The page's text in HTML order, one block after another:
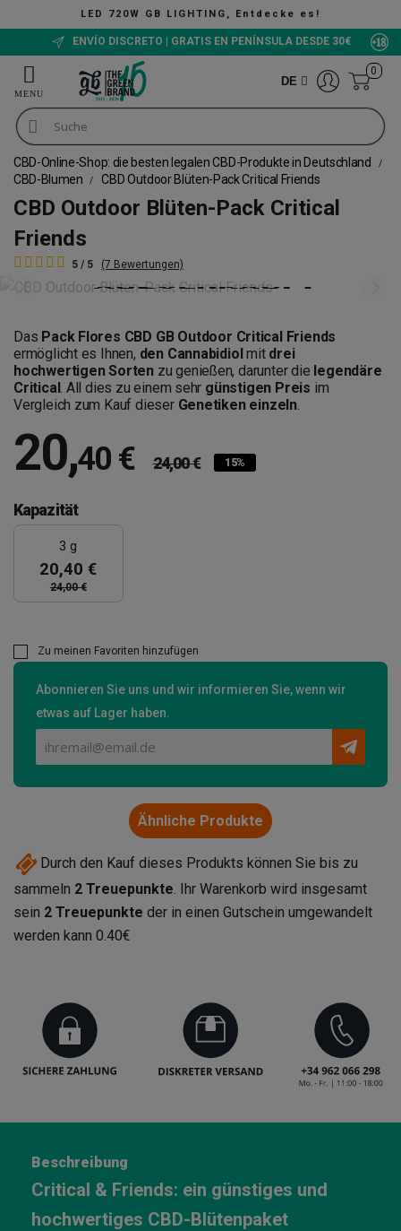
LED 720W GB LIGHTING, Entdecke es!
ENVÍO DISCRETO | GRATIS EN PENÍNSULA DESDE 30€
DE
0
CBD-Online-Shop: die besten legalen CBD-Produkte in Deutschland
CBD-Blumen
CBD Outdoor Blüten-Pack Critical Friends
CBD Outdoor Blüten-Pack Critical
Friends
5 / 5 (7 Bewertungen)
Das Pack Flores CBD GB Outdoor Critical Friends
ermöglicht es Ihnen, den Cannabidiolmit drei
hochwertigen Sorten zu genießen, darunter die legendäre
Critical. All dies zu einem sehr günstigen Preis im
Vergleich zum Kauf dieser Genetiken einzeln.
20,40 € 24,00 € 15%
Kapazität
3 g
20,40 €
24,00 €
Zu meinen Favoriten hinzufügen
Abonnieren Sie uns und wir informieren Sie, wenn wir
etwas auf Lager haben.
Ähnliche Produkte
Durch den Kauf dieses Produkts können Sie bis zu
sammeln 2 Treuepunkte. Ihr Warenkorb wird insgesamt
sein 2 Treuepunkte der in einen Gutschein umgewandelt
werden kann 0.40€
Beschreibung
Critical & Friends: ein günstiges und
hochwertiges CBD-Blütenpaket